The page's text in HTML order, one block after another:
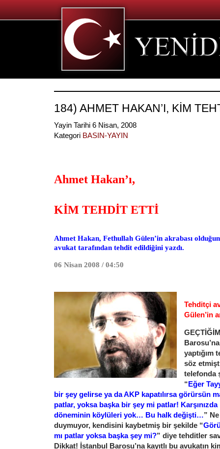
184) AHMET HAKAN’I, KİM
Yayin Tarihi 6 Nisan, 2008
Kategori BASIN-YAYIN
Ahmet Hakan’ı,
KİM TEHDİT ETTİ
Ahmet Hakan, Fethullah Gülen’in akrabası
avukat tarafından tehdit edildiğini yazdı.
06 Nisan 2008 / 04:50
Tehditçi
Gülen’in
yaptığım
söz
telefonda
“Eğer
bir şey gelirse ya da AKP kapatılırsa görürsün
patlar, yoksa başka bir şey mi patlar!
döneminin köylüleri yok… Bu halk değişti…”
duymuyor, kendisini kaybetmiş bir şekilde “
mı patlar yoksa başka şey mi?” diye tehditler
Dikkat! İstanbul Barosu’na kayıtlı bu avukatın